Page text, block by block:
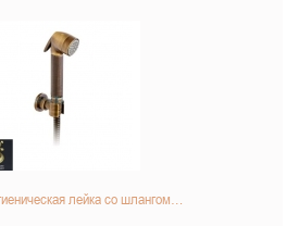
лейка со шлангом…